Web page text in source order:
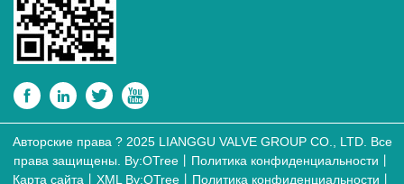
   
Авторские права ? 2025 LIANGGU VALVE GROUP CO., LTD. Все
права защищены. By:OTree丨Политика конфиденциальности丨
Карта сайта丨XML By:OTree丨 Политика конфиденциальности